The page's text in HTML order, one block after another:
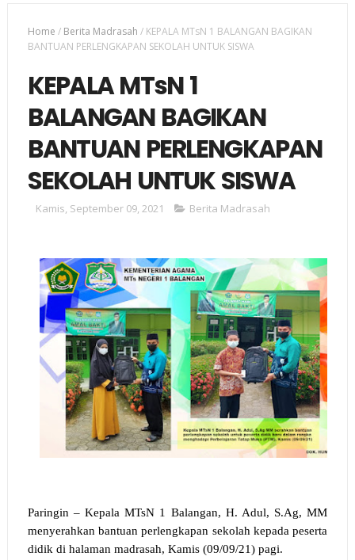
Home / Berita Madrasah / KEPALA MTsN 1 BALANGAN BAGIKAN
BANTUAN PERLENGKAPAN SEKOLAH UNTUK SISWA
KEPALA MTsN 1
BALANGAN BAGIKAN
BANTUAN PERLENGKAPAN
SEKOLAH UNTUK SISWA
Kamis, September 09, 2021 Berita Madrasah
Paringin – Kepala MTsN 1 Balangan, H. Adul, S.Ag, MM
menyerahkan bantuanperlengkapan sekolah kepada peserta
didik di halaman madrasah, Kamis(09/09/21) pagi.